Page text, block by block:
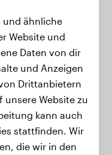
und ähnliche
Website und
Daten von dir
und Anzeigen
Drittanbietern
Website zu
kann auch
stattfinden. Wir
die wir in den